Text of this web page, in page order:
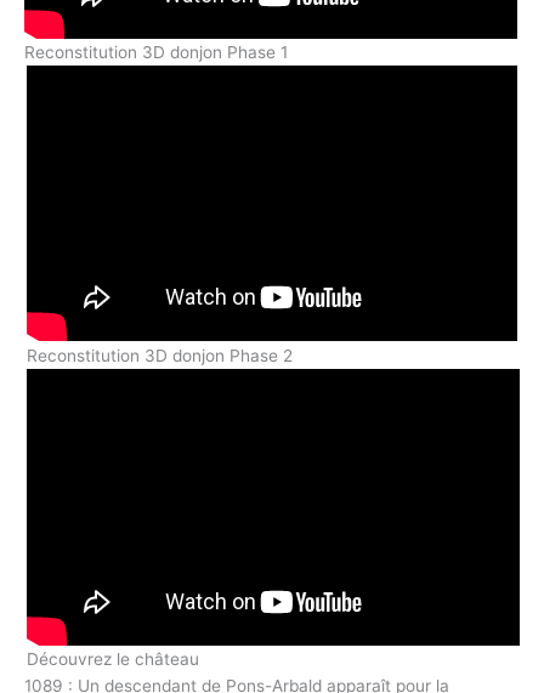
Reconstitution 3D donjon Phase 1
Reconstitution 3D donjon Phase 2
Découvrez le château
1089 : Un descendant de Pons-Arbald apparaît pour la